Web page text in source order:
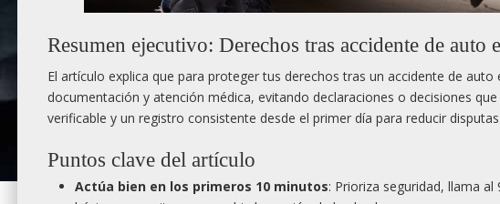
Resumen ejecutivo: Derechos tras accidente de auto
El artículo explica que para proteger tus derechos tras un accidente de
documentación y atención médica, evitando declaraciones o decisiones
verificable y un registro consistente desde el primer día para reducir
Puntos clave del artículo
Actúa bien en los primeros 10 minutos: Prioriza seguridad, llama